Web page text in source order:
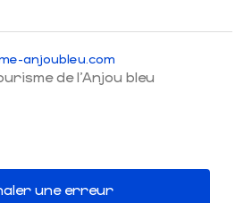
anjoubleu.com
de l'Anjou bleu
une erreur